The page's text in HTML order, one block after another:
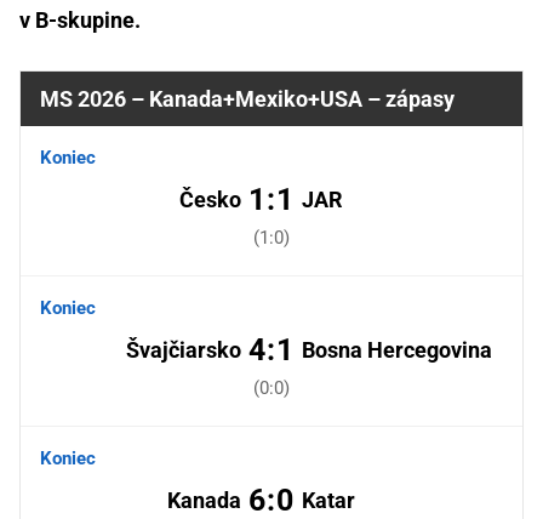
v B-skupine.
MS 2026 – Kanada+Mexiko+USA – zápasy
Koniec
Česko 1:1 JAR
(1:0)
Koniec
Švajčiarsko 4:1 Bosna Hercegovina
(0:0)
Koniec
Kanada 6:0 Katar